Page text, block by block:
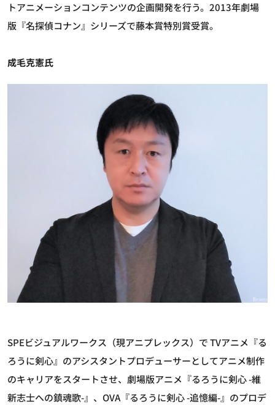
トアニメーションコンテンツの企画開発を行う。2013年劇場
版『名探偵コナン』シリーズで藤本賞特別賞受賞。
成毛克憲氏
SPEビジュアルワークス（現アニプレックス）で TVアニメ『る
ろうに剣心』のアシスタントプロデューサーとしてアニメ制作
のキャリアをスタートさせ、劇場版アニメ『るろうに剣心 -維
新志士への鎮魂歌-』、OVA『るろうに剣心 -追憶編-』のプロデ